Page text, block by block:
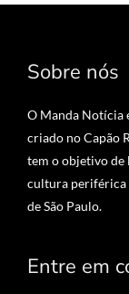
Sobre nós
O Manda Notícia
criado no Capão
tem o objetivo de
cultura periférica
de São Paulo.
Entre em